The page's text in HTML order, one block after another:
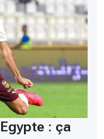
Egypte : ça